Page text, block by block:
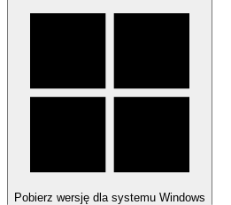
Pobierz wersję dla systemu Windows